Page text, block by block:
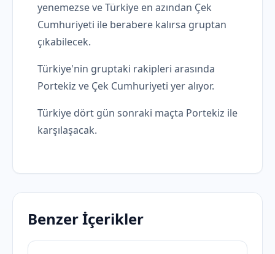
yenemezse ve Türkiye en azından Çek
Cumhuriyeti ile berabere kalırsa gruptan
çıkabilecek.
Türkiye'nin gruptaki rakipleri arasında
Portekiz ve Çek Cumhuriyeti yer alıyor.
Türkiye dört gün sonraki maçta Portekiz ile
karşılaşacak.
Benzer İçerikler